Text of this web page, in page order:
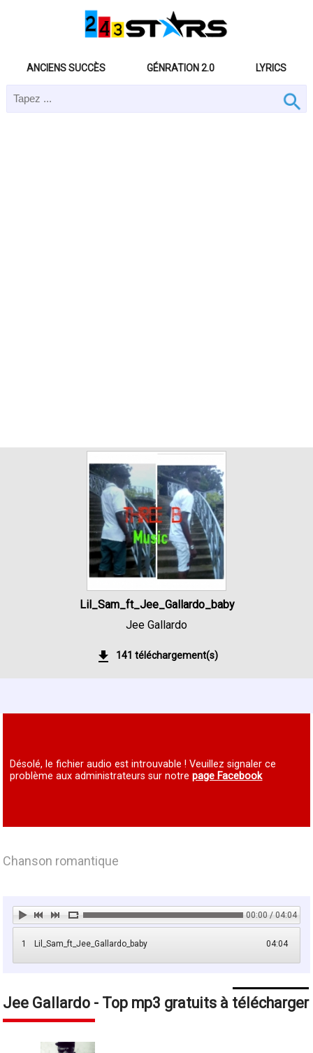
ANCIENS SUCCÈS GÉNRATION 2.0 LYRICS
Lil_Sam_ft_Jee_Gallardo_baby
Jee Gallardo
141 téléchargement(s)
Désolé, le fichier audio est introuvable ! Veuillez signaler ce
problème aux administrateurs sur notrepage Facebook
Chanson romantique
00:00 / 04:04
1 04:04
Lil_Sam_ft_Jee_Gallardo_baby
Jee Gallardo - Top mp3 gratuits à télécharger